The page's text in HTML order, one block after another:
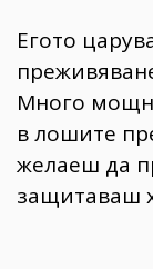
Егото
Много
в лошите
желаеш да
защитаваш